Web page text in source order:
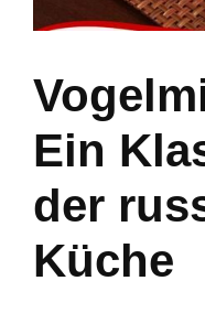
Ein
der
Küche